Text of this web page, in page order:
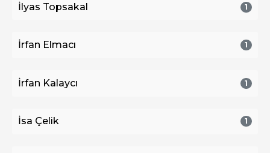
İlyas Topsakal 1
İrfan Elmacı 1
İrfan Kalaycı 1
İsa Çelik 1